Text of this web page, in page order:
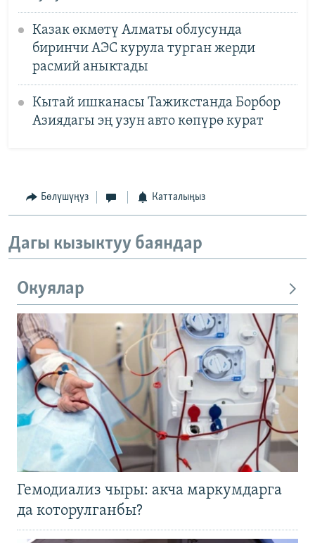
Казак өкмөтү Алматы облусунда
биринчи АЭС курула турган жерди
расмий аныктады
Кытай ишканасы Тажикстанда Борбор
Азиядагы эң узун авто көпүрө курат
Бөлүшүңүз Катталыңыз
Дагы кызыктуу баяндар
Окуялар
Гемодиализ чыры: акча маркумдарга
да которулганбы?